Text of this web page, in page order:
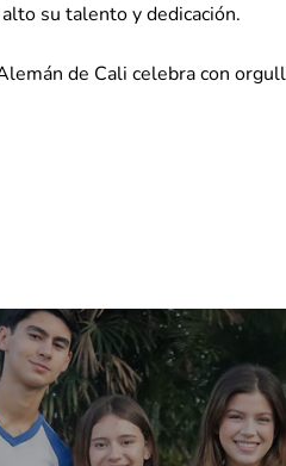
su talento y dedicación.
de Cali celebra con